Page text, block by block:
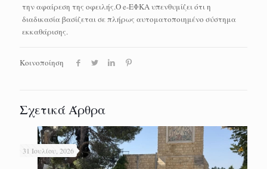
την αφαίρεση της οφειλής.Ο e-ΕΦΚΑ υπενθυμίζει ότι η
διαδικασία βασίζεται σε πλήρως αυτοματοποιημένο σύστημα
εκκαθάρισης.
Κοινοποίηση
Σχετικά Άρθρα
31 Ιουλίου, 2026